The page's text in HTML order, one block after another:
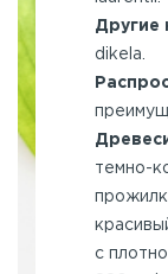
Другие
dikela.
темно-
с